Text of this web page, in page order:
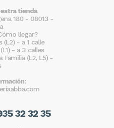
tienda
180 - 08013 -
llegar?
(L2) - a 1 calle
- a 3 calles
Familia (L2, L5) -
32 32 35